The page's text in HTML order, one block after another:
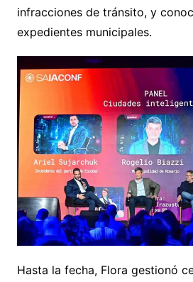
infracciones de tránsito, y
expedientes municipales.
Hasta la fecha, Flora gestionó